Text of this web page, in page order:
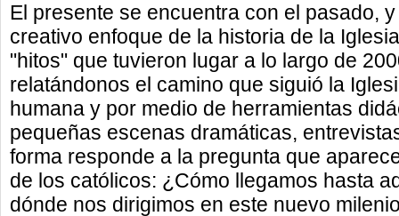
El presente se encuentra con el pasado,
creativo enfoque de la historia de la
"hitos" que tuvieron lugar a lo largo de
relatándonos el camino que siguió la
humana y por medio de herramientas
pequeñas escenas dramáticas,
forma responde a la pregunta que
de los católicos: ¿Cómo llegamos hasta
dónde nos dirigimos en este nuevo